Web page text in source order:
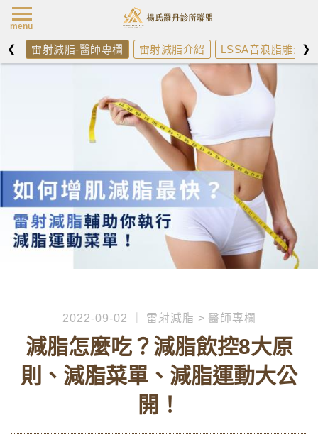
❮ 雷射減脂-醫師專欄 雷射減脂介紹 LSSA音浪脂雕介紹
❯
2022-09-02 雷射減脂 醫師專欄
減脂怎麼吃？減脂飲控8大原
則、減脂菜單、減脂運動大公
開！
menu